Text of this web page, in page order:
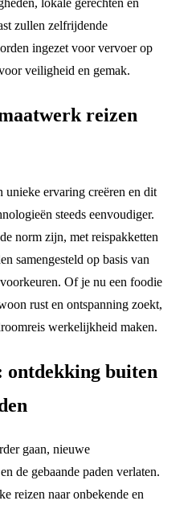
zullen zelfrijdende
ingezet voor vervoer op
veiligheid en gemak.
reizen
ervaring creëren en dit
steeds eenvoudiger.
norm zijn, met reispakketten
samengesteld op basis van
Of je nu een foodie
rust en ontspanning zoekt,
werkelijkheid maken.
ontdekking buiten
gaan, nieuwe
de gebaande paden verlaten.
reizen naar onbekende en